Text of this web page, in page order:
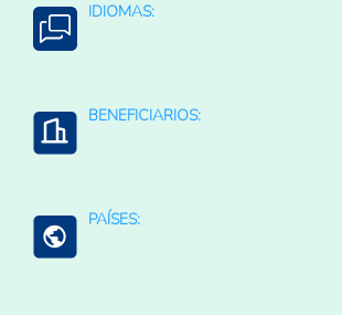
IDIOMAS:
BENEFICIARIOS:
PAÍSES: